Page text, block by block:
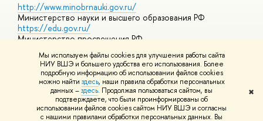
Мы используем файлы cookies для улучшения работы сайта
НИУ ВШЭ и большего удобства его использования. Более
подробную информацию об использовании файлов cookies
можно найти здесь, наши правила обработки персональных
данных –здесь. Продолжая пользоваться сайтом, вы
подтверждаете, что были проинформированы об
использовании файлов cookies сайтом НИУ ВШЭ и согласны
с нашими правилами обработки персональных данных. Вы
✖
http://www.minobrnauki.gov.ru/
Министерство науки и высшего образования РФ
https://edu.gov.ru/
Министерство просвещения РФ
Массовые открытые онлайн-курсы
© НИУ ВШЭ 1993–2026 Адреса и контактыУсловия
использования материалов Политика конфиденциальности